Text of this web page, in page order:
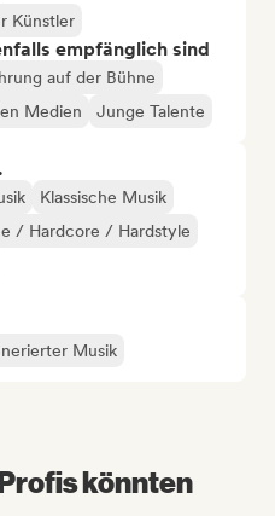
Künstler
empfänglich sind
auf der Bühne
Medien
Junge Talente
Klassische Musik
/ Hardcore / Hardstyle
Musik
könnten